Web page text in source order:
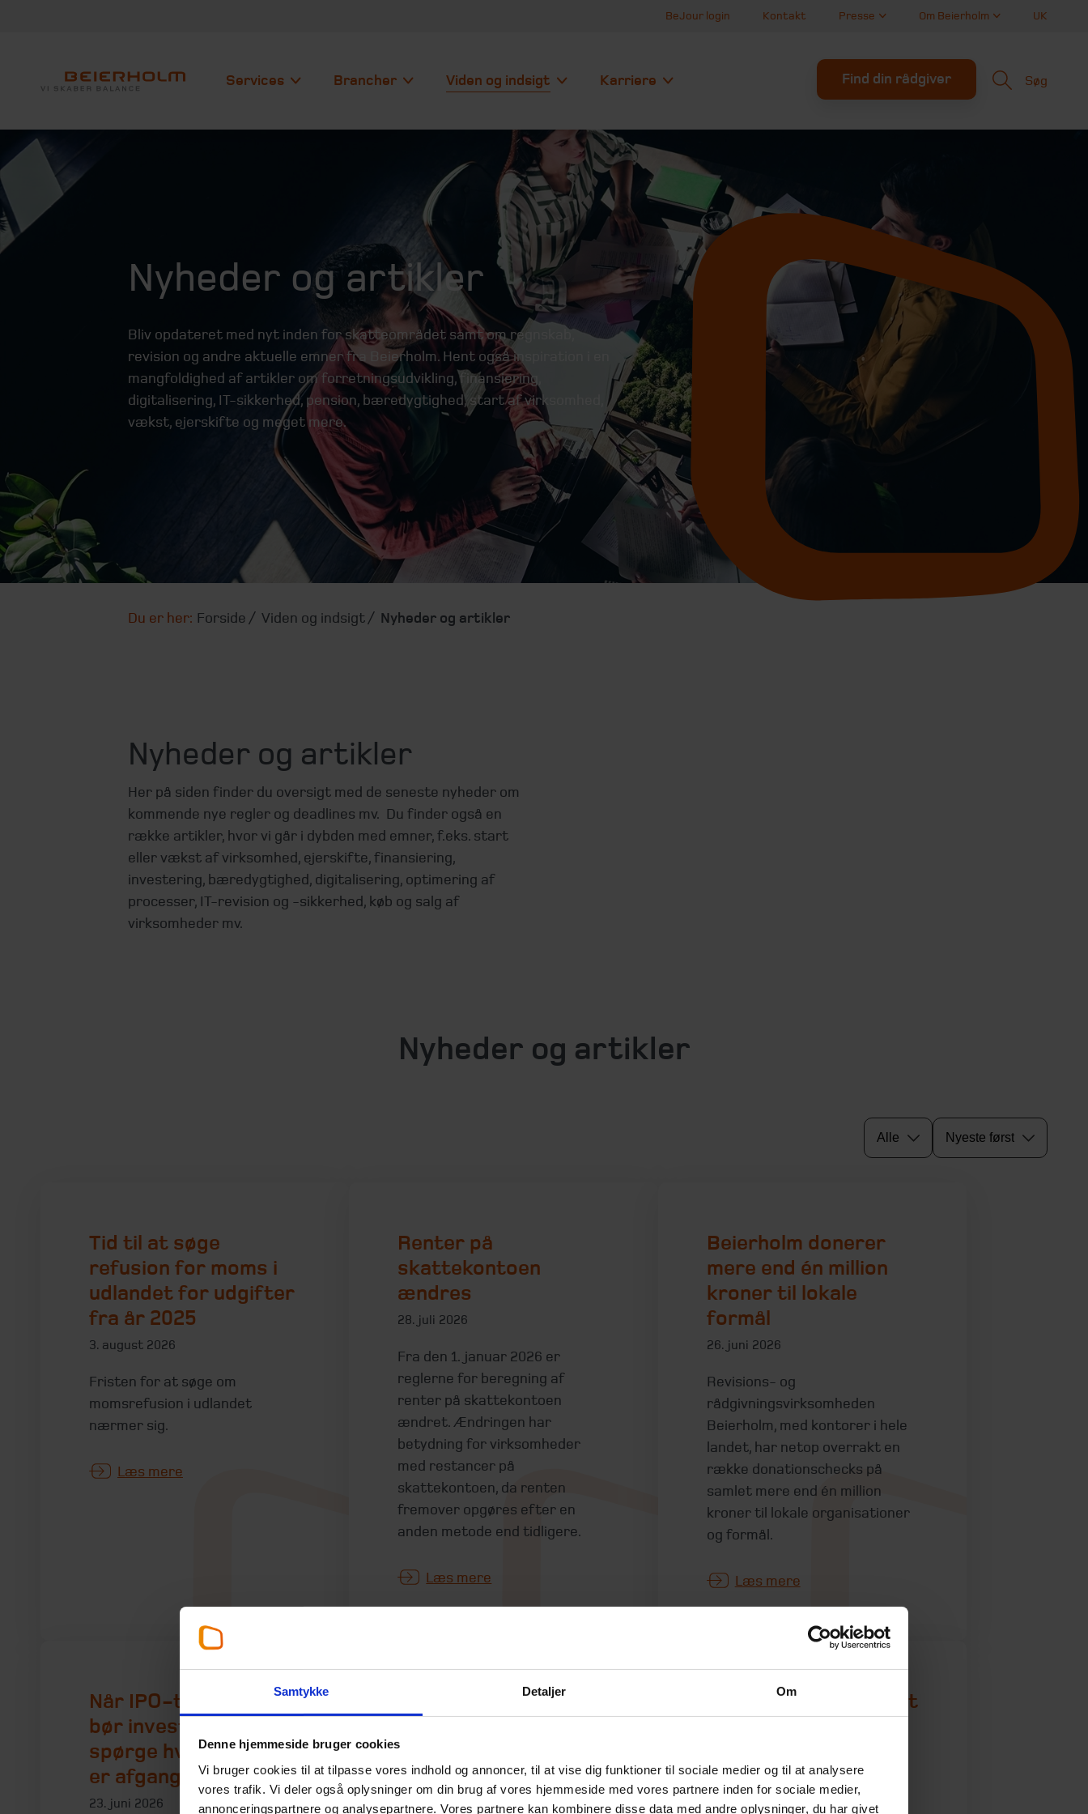
Samtykke Detaljer Om
Denne hjemmeside bruger cookies
Vi bruger cookies til at tilpasse vores indhold og annoncer, til at vise dig funktioner til sociale medier og til at analysere
vores trafik. Vi deler også oplysninger om din brug af vores hjemmeside med vores partnere inden for sociale medier,
annonceringspartnere og analysepartnere. Vores partnere kan kombinere disse data med andre oplysninger, du har givet
BeJour login Kontakt Presse Om Beierholm UK
Services Brancher Viden og indsigt Karriere Find din rådgiver Søg
Nyheder og artikler
Bliv opdateret med nyt inden for skatteområdet samt om regnskab,
revision og andre aktuelle emner fra Beierholm. Hent også inspiration i en
mangfoldighed af artikler om forretningsudvikling, finansiering,
digitalisering, IT-sikkerhed, pension, bæredygtighed, start af virksomhed,
vækst, ejerskifte og meget mere.
Du er her: Forside Viden og indsigt Nyheder og artikler
Nyheder og artikler
Her på siden finder du oversigt med de seneste nyheder om
kommende nye regler og deadlines mv. Du finder også en
række artikler, hvor vi går i dybden med emner, f.eks. start
eller vækst af virksomhed, ejerskifte, finansiering,
investering, bæredygtighed, digitalisering, optimering af
processer, IT-revision og -sikkerhed, køb og salg af
virksomheder mv.
Nyheder og artikler
Alle Nyeste først
Tid til at søge
refusion for moms i
udlandet for udgifter
fra år 2025
3. august 2026
Fristen for at søge om
momsrefusion i udlandet
nærmer sig.
Læs mere
Renter på
skattekontoen
ændres
28. juli 2026
Fra den 1. januar 2026 er
reglerne for beregning af
renter på skattekontoen
ændret. Ændringen har
betydning for virksomheder
med restancer på
skattekontoen, da renten
fremover opgøres efter en
anden metode end tidligere.
Læs mere
Beierholm donerer
mere end én million
kroner til lokale
formål
26. juni 2026
Revisions- og
rådgivningsvirksomheden
Beierholm, med kontorer i hele
landet, har netop overrakt en
række donationschecks på
samlet mere end én million
kroner til lokale organisationer
og formål.
Læs mere
Når IPO-toget kører,
bør investorer
spørge hvorfor, der
er afgang netop nu
23. juni 2026
Interessekonflikt
investorer – kender
du dine vilkår?
23. juni 2026
Forhøjelse af boafgift
22. juni 2026